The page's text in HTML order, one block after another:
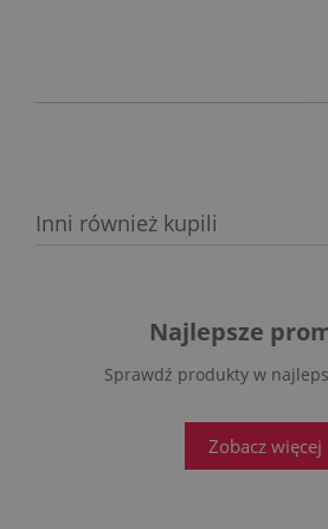
Inni również kupili
Najlepsze
Sprawdź produkty w
Zobacz więcej